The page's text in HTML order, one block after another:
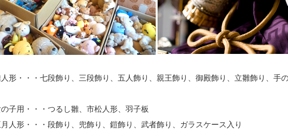
人形・・・七段飾り、三段飾り、五人飾り、親王飾り、御殿飾り、立雛飾り、手
の子用・・・つるし雛、市松人形、羽子板
月人形・・・段飾り、兜飾り、鎧飾り、武者飾り、ガラスケース入り